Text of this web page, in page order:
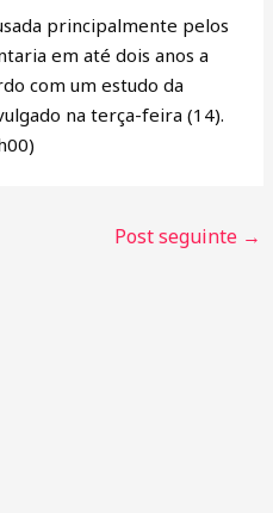
principalmente pelos
em até dois anos a
com um estudo da
na terça-feira (14).
Post seguinte →